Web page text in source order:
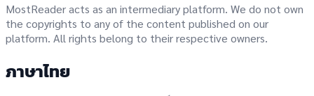
MostReader acts as an intermediary platform. We do not own
the copyrights to any of the content published on our
platform. All rights belong to their respective owners.
ภาษาไทย